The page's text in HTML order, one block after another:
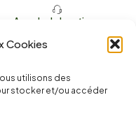
Cookies
utilisons des
stocker et/ou accéder
Appeler la boutique
974